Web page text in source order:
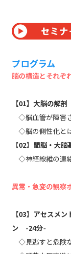
プログラム
脳の構造とそれぞ
【01】大脳の解
◇脳血管が障害
◇脳の側性化と
【02】間脳・大
◇神経線維の連
異常・急変の観察
【03】アセスメ
ン -24分-
◇見逃すと危険